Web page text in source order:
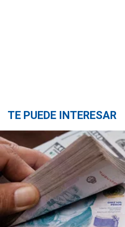
TE PUEDE INTERESAR